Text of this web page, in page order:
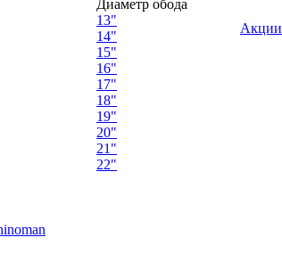
Диаметр обода
13"
14"
15"
16"
17"
18"
19"
20"
21"
22"
Акции